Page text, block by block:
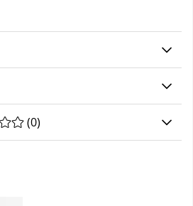
0 AV 5 ANTAL BETYG 0
(0)